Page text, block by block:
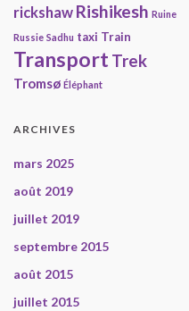
rickshaw Rishikesh Ruine
Russie Sadhu taxi Train
Transport Trek
Tromsø Éléphant
ARCHIVES
mars 2025
août 2019
juillet 2019
septembre 2015
août 2015
juillet 2015